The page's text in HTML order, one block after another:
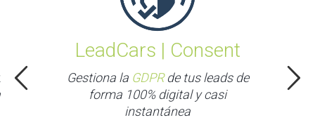
LeadCars | Consent
Gestiona laGDPRde tus leads de
forma 100% digital y casi
instantánea